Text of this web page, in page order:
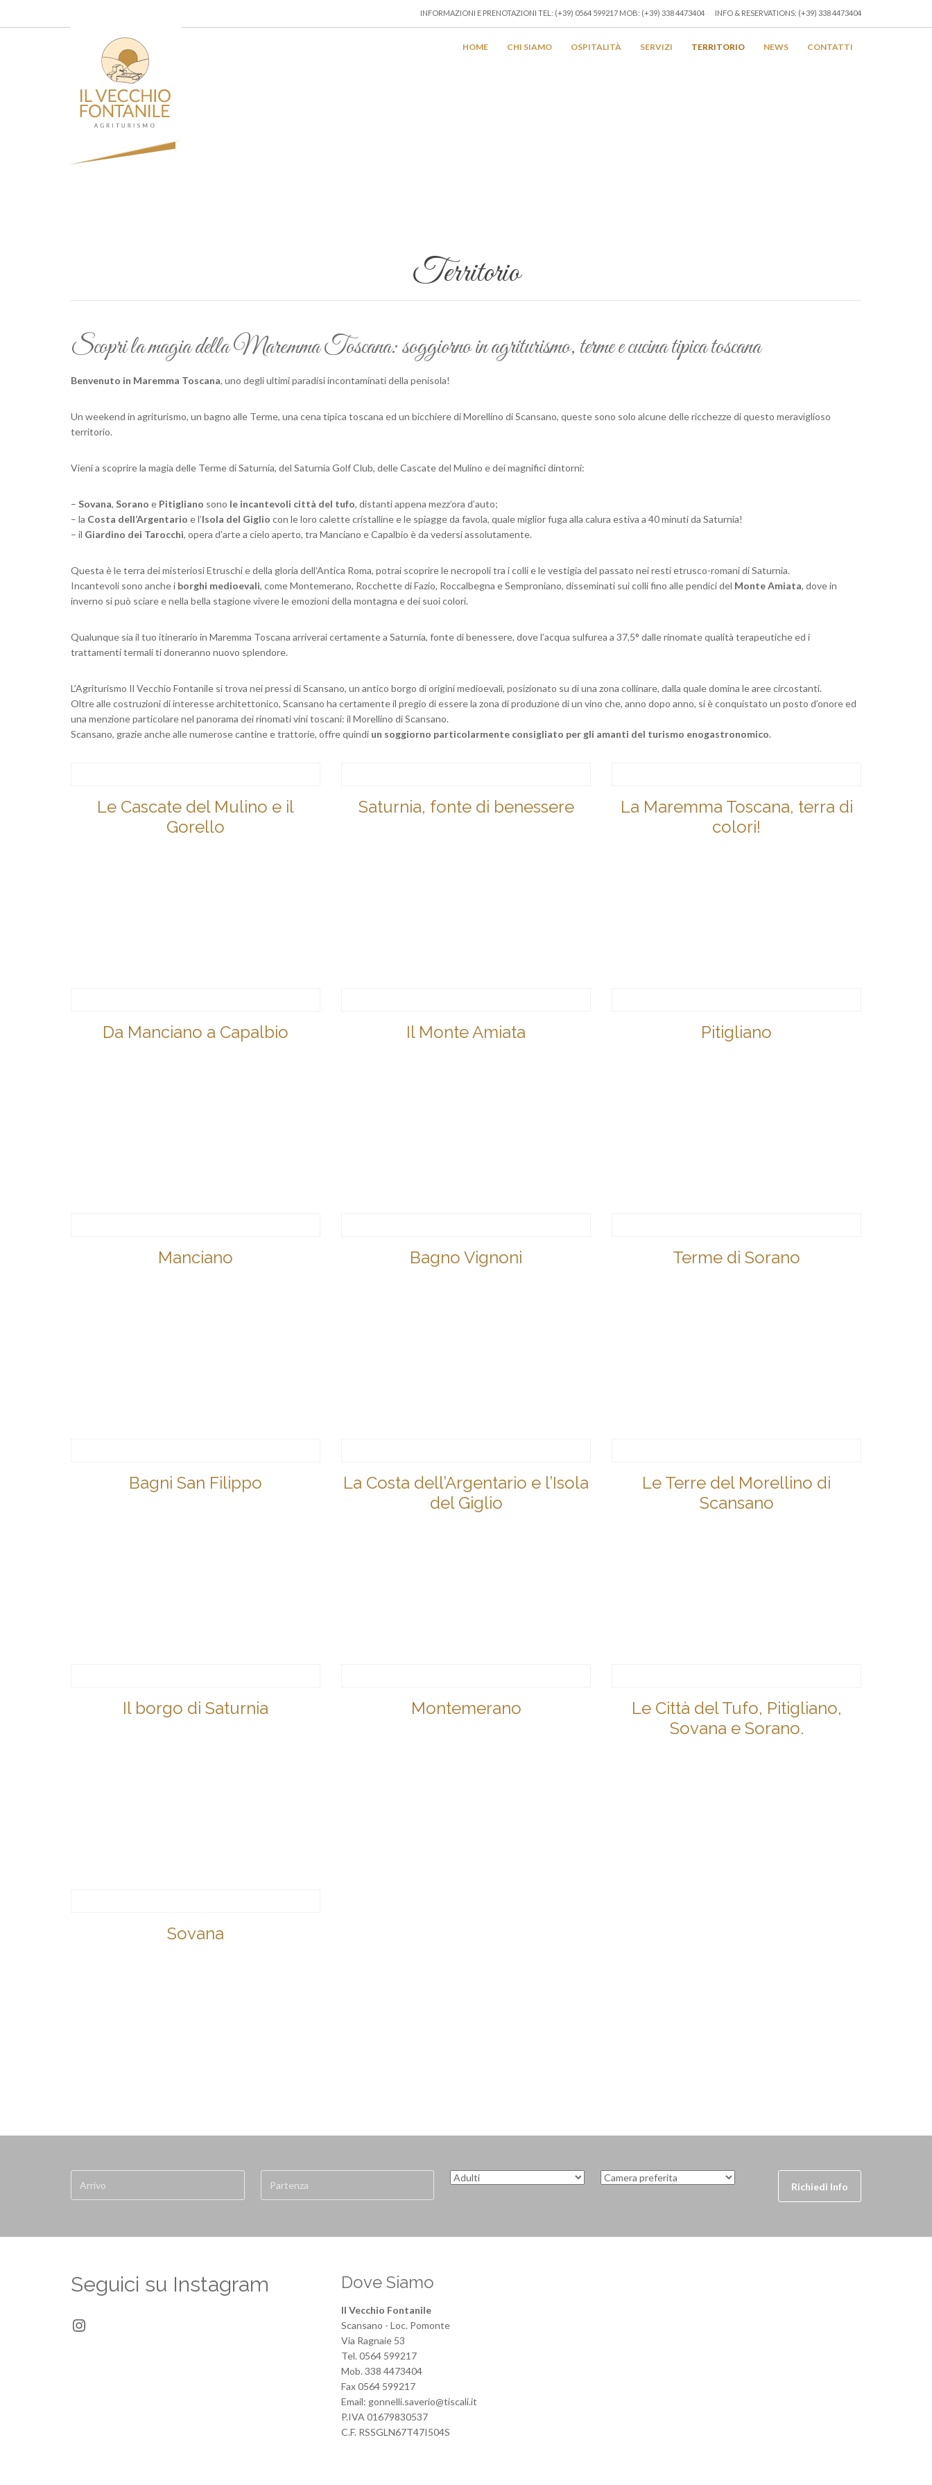
INFORMAZIONI E PRENOTAZIONI TEL: (+39) 0564 599217 MOB: (+39) 338 4473404 INFO & RESERVATIONS: (+39) 338 4473404
HOME CHI SIAMO OSPITALITÀ SERVIZI TERRITORIO NEWS CONTATTI
Territorio
Scopri la magia della Maremma Toscana: soggiorno in agriturismo, terme e cucina tipica toscana
Benvenuto in Maremma Toscana, uno degli ultimi paradisi incontaminati della penisola!
Un weekend in agriturismo, un bagno alle Terme, una cena tipica toscana ed un bicchiere di Morellino di Scansano, queste sono solo alcune delle ricchezze di questo meraviglioso
territorio.
Vieni a scoprire la magia delle Terme di Saturnia, del Saturnia Golf Club, delle Cascate del Mulino e dei magnifici dintorni:
– Sovana, Sorano e Pitigliano sono le incantevoli città del tufo, distanti appena mezz’ora d’auto;
– la Costa dell’Argentario e l’Isola del Giglio con le loro calette cristalline e le spiagge da favola, quale miglior fuga alla calura estiva a 40 minuti da Saturnia!
– il Giardino dei Tarocchi, opera d’arte a cielo aperto, tra Manciano e Capalbio è da vedersi assolutamente.
Questa è le terra dei misteriosi Etruschi e della gloria dell’Antica Roma, potrai scoprire le necropoli tra i colli e le vestigia del passato nei resti etrusco-romani di Saturnia.
Incantevoli sono anche i borghi medioevali, come Montemerano, Rocchette di Fazio, Roccalbegna e Semproniano, disseminati sui colli fino alle pendici del Monte Amiata, dove in
inverno si può sciare e nella bella stagione vivere le emozioni della montagna e dei suoi colori.
Qualunque sia il tuo itinerario in Maremma Toscana arriverai certamente a Saturnia, fonte di benessere, dove l’acqua sulfurea a 37,5° dalle rinomate qualità terapeutiche ed i
trattamenti termali ti doneranno nuovo splendore.
L’Agriturismo Il Vecchio Fontanile si trova nei pressi di Scansano, un antico borgo di origini medioevali, posizionato su di una zona collinare, dalla quale domina le aree circostanti.
Oltre alle costruzioni di interesse architettonico, Scansano ha certamente il pregio di essere la zona di produzione di un vino che, anno dopo anno, si è conquistato un posto d’onore ed
una menzione particolare nel panorama dei rinomati vini toscani: il Morellino di Scansano.
Scansano, grazie anche alle numerose cantine e trattorie, offre quindi un soggiorno particolarmente consigliato per gli amanti del turismo enogastronomico.
Le Cascate del Mulino e il
Gorello
Saturnia, fonte di benessere
La Maremma Toscana, terra di
colori!
Da Manciano a Capalbio Il Monte Amiata Pitigliano
Manciano Bagno Vignoni Terme di Sorano
Bagni San Filippo
La Costa dell’Argentario e l’Isola
del Giglio
Le Terre del Morellino di
Scansano
Il borgo di Saturnia Montemerano
Le Città del Tufo, Pitigliano,
Sovana e Sorano.
Sovana
Richiedi Info
Seguici su Instagram
Instagram
Dove Siamo
Il Vecchio Fontanile
Scansano - Loc. Pomonte
Via Ragnaie 53
Tel. 0564 599217
Mob. 338 4473404
Fax 0564 599217
Email: gonnelli.saverio@tiscali.it
P.IVA 01679830537
C.F. RSSGLN67T47I504S